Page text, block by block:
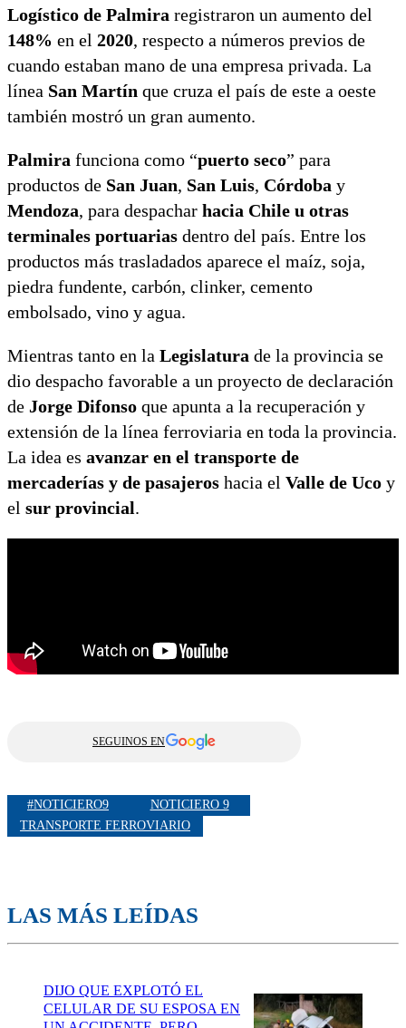
Logístico de Palmira registraron un aumento del
148% en el 2020, respecto a números previos de
cuando estaban mano de una empresa privada. La
línea San Martín que cruza el país de este a oeste
también mostró un gran aumento.
Palmira funciona como “puerto seco” para
productos de San Juan, San Luis, Córdoba y
Mendoza, para despachar hacia Chile u otras
terminales portuarias dentro del país. Entre los
productos más trasladados aparece el maíz, soja,
piedra fundente, carbón, clinker, cemento
embolsado, vino y agua.
Mientras tanto en la Legislatura de la provincia se
dio despacho favorable a un proyecto de declaración
de Jorge Difonso que apunta a la recuperación y
extensión de la línea ferroviaria en toda la provincia.
La idea es avanzar en el transporte de
mercaderías y de pasajeros hacia el Valle de Uco y
el sur provincial.
SEGUINOS EN
#NOTICIERO9
NOTICIERO 9
TRANSPORTE FERROVIARIO
LAS MÁS LEÍDAS
DIJO QUE EXPLOTÓ EL
CELULAR DE SU ESPOSA EN